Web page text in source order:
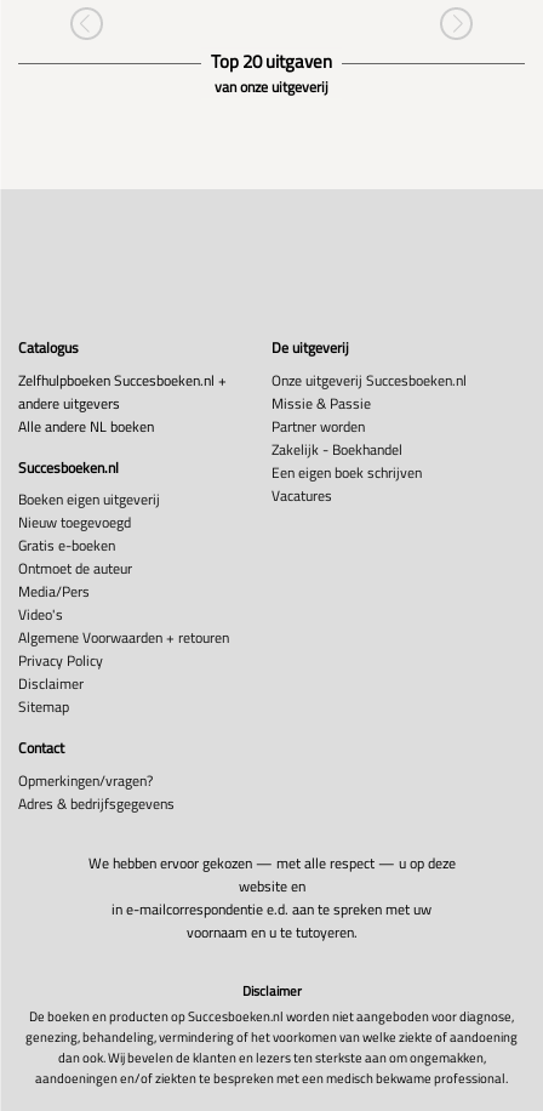
Top 20 uitgaven
van onze uitgeverij
Catalogus
Zelfhulpboeken Succesboeken.nl +
andere uitgevers
Alle andere NL boeken
Succesboeken.nl
Boeken eigen uitgeverij
Nieuw toegevoegd
Gratis e-boeken
Ontmoet de auteur
Media/Pers
Video's
Algemene Voorwaarden + retouren
Privacy Policy
Disclaimer
Sitemap
De uitgeverij
Onze uitgeverij Succesboeken.nl
Missie & Passie
Partner worden
Zakelijk - Boekhandel
Een eigen boek schrijven
Vacatures
Contact
Opmerkingen/vragen?
Adres & bedrijfsgegevens
We hebben ervoor gekozen — met alle respect — u op deze
website en
in e-mailcorrespondentie e.d. aan te spreken met uw
voornaam en u te tutoyeren.
Disclaimer
De boeken en producten op Succesboeken.nl worden niet aangeboden voor diagnose,
genezing, behandeling, vermindering of het voorkomen van welke ziekte of aandoening
dan ook. Wij bevelen de klanten en lezers ten sterkste aan om ongemakken,
aandoeningen en/of ziekten te bespreken met een medisch bekwame professional.